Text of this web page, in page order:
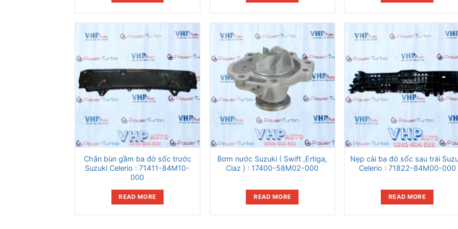
Chắn bùn gầm ba đờ sốc trước
Suzuki Celerio : 71411-84M10-
000
READ MORE
Bơm nước Suzuki ( Swift ,Ertiga,
Ciaz ) : 17400-58M02-000
READ MORE
Nẹp cài ba đờ sốc sau trái
Celerio : 71822-84M00-000
READ MORE